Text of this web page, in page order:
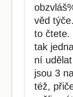
věd
to čtete.
tak
ní
jsou 3
též,